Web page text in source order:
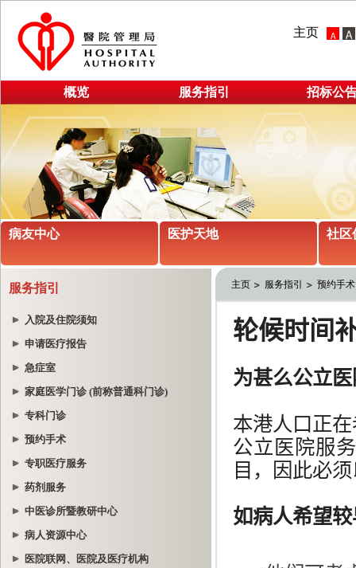
主页
概览 服务指引 招标公
病友中心 医护天地 社区
服务指引
入院及住院须知
申请医疗报告
急症室
家庭医学门诊 (前称普通科门诊)
专科门诊
预约手术
专职医疗服务
药剂服务
中医诊所暨教研中心
病人资源中心
医院联网、医院及医疗机构
主页 服务指引 预约手术